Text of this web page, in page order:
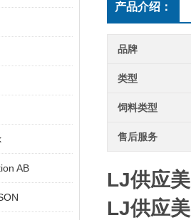
AB
产品介绍：
品牌
类型
饲料类型
售后服务
LJ供应
LJ供应